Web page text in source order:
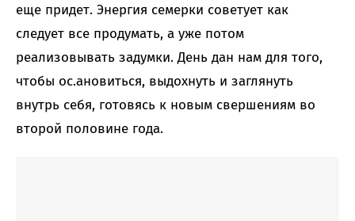
еще придет. Энергия семерки советует как
следует все продумать, а уже потом
реализовывать задумки. День дан нам для того,
чтобы ос.ановиться, выдохнуть и заглянуть
внутрь себя, готовясь к новым свершениям во
второй половине года.